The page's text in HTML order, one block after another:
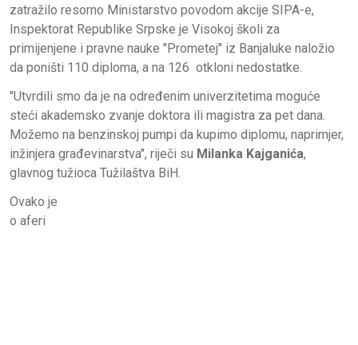
zatražilo resorno Ministarstvo povodom akcije SIPA-e,
Inspektorat Republike Srpske je Visokoj školi za
primijenjene i pravne nauke "Prometej" iz Banjaluke naložio
da poništi 110 diploma, a na 126 otkloni nedostatke.
"Utvrdili smo da je na određenim univerzitetima moguće
steći akademsko zvanje doktora ili magistra za pet dana.
Možemo na benzinskoj pumpi da kupimo diplomu, naprimjer,
inžinjera građevinarstva", riječi su Milanka Kajganića,
glavnog tužioca Tužilaštva BiH.
Ovako je
o aferi